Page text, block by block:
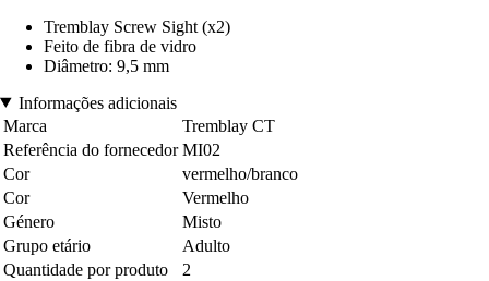
Tremblay Screw Sight (x2)
Feito de fibra de vidro
Diâmetro: 9,5 mm
Informações adicionais
Marca
Tremblay CT
Referência do fornecedor MI02
Cor
vermelho/branco
Cor
Vermelho
Género
Misto
Grupo etário
Adulto
Quantidade por produto
2